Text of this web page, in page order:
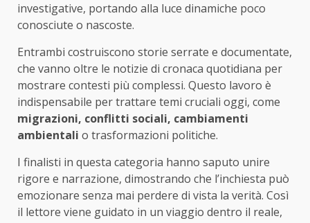
investigative, portando alla luce dinamiche poco
conosciute o nascoste.
Entrambi costruiscono storie serrate e documentate,
che vanno oltre le notizie di cronaca quotidiana per
mostrare contesti più complessi. Questo lavoro è
indispensabile per trattare temi cruciali oggi, come
migrazioni, conflitti sociali, cambiamenti
ambientali o trasformazioni politiche.
I finalisti in questa categoria hanno saputo unire
rigore e narrazione, dimostrando che l’inchiesta può
emozionare senza mai perdere di vista la verità. Così
il lettore viene guidato in un viaggio dentro il reale,